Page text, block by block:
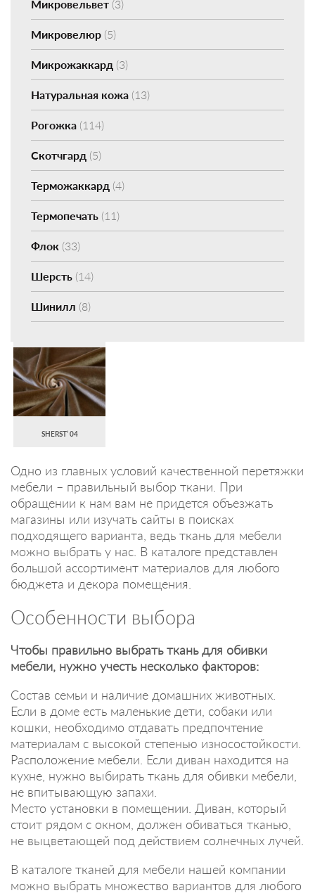
Микровельвет (3)
Микровелюр (5)
Микрожаккард (3)
Натуральная кожа (13)
Рогожка (114)
Скотчгард (5)
Терможаккард (4)
Термопечать (11)
Флок (33)
Шерсть (14)
Шинилл (8)
SHERST’ 04
Одно из главных условий качественной перетяжки
мебели – правильный выбор ткани. При
обращении к нам вам не придется объезжать
магазины или изучать сайты в поисках
подходящего варианта, ведь ткань для мебели
можно выбрать у нас. В каталоге представлен
большой ассортимент материалов для любого
бюджета и декора помещения.
Особенности выбора
Чтобы правильно выбрать ткань для обивки
мебели, нужно учесть несколько факторов:
Состав семьи и наличие домашних животных.
Если в доме есть маленькие дети, собаки или
кошки, необходимо отдавать предпочтение
материалам с высокой степенью износостойкости.
Расположение мебели. Если диван находится на
кухне, нужно выбирать ткань для обивки мебели,
не впитывающую запахи.
Место установки в помещении. Диван, который
стоит рядом с окном, должен обиваться тканью,
не выцветающей под действием солнечных лучей.
В каталоге тканей для мебели нашей компании
можно выбрать множество вариантов для любого